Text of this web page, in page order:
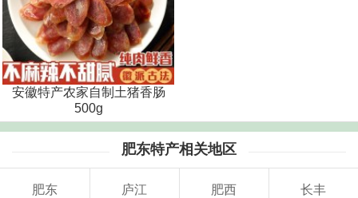
安徽特产农家自制土猪香肠
500g
肥东特产相关地区
肥东 庐江 肥西 长丰